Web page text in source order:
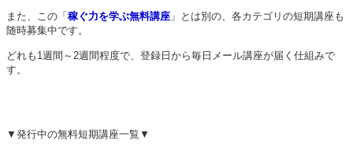
また、この「 稼ぐ力を学ぶ無料講座 」とは別の、各カテゴリの短期講座も
随時募集中です。
どれも1週間～2週間程度で、登録日から毎日メール講座が届く仕組みで
す。
▼発行中の無料短期講座一覧▼